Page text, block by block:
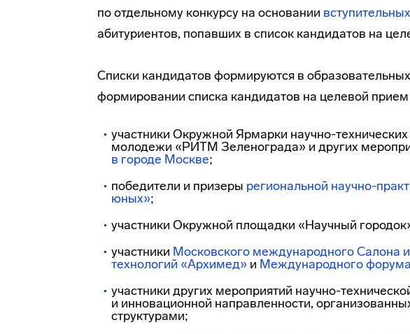
по отдельному конкурсу на основании
абитуриентов, попавших в список кандидатов на
Списки кандидатов формируются в
формировании списка кандидатов на целевой
участники Окружной Ярмарки научно-технических
молодежи «РИТМ Зеленограда» и других
в городе Москве;
победители и призеры региональной научно-
юных»;
участники Окружной площадки «Научный
участники Московского международного Салона
технологий «Архимед» и Международного
участники других мероприятий научно-
и инновационной направленности,
структурами;